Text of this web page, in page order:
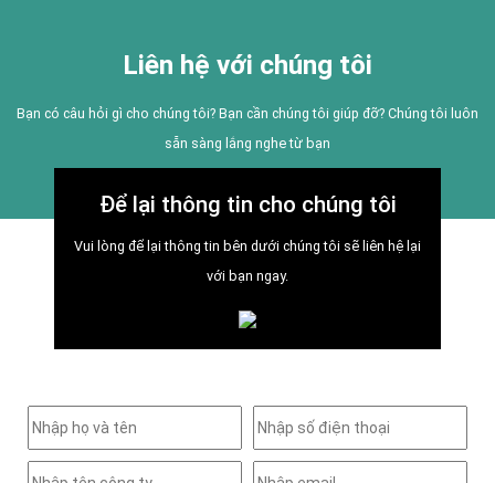
Liên hệ với chúng tôi
Bạn có câu hỏi gì cho chúng tôi? Bạn cần chúng tôi giúp đỡ? Chúng tôi luôn
sẵn sàng lắng nghe từ bạn
Để lại thông tin cho chúng tôi
Vui lòng để lại thông tin bên dưới chúng tôi sẽ liên hệ lại
với bạn ngay.